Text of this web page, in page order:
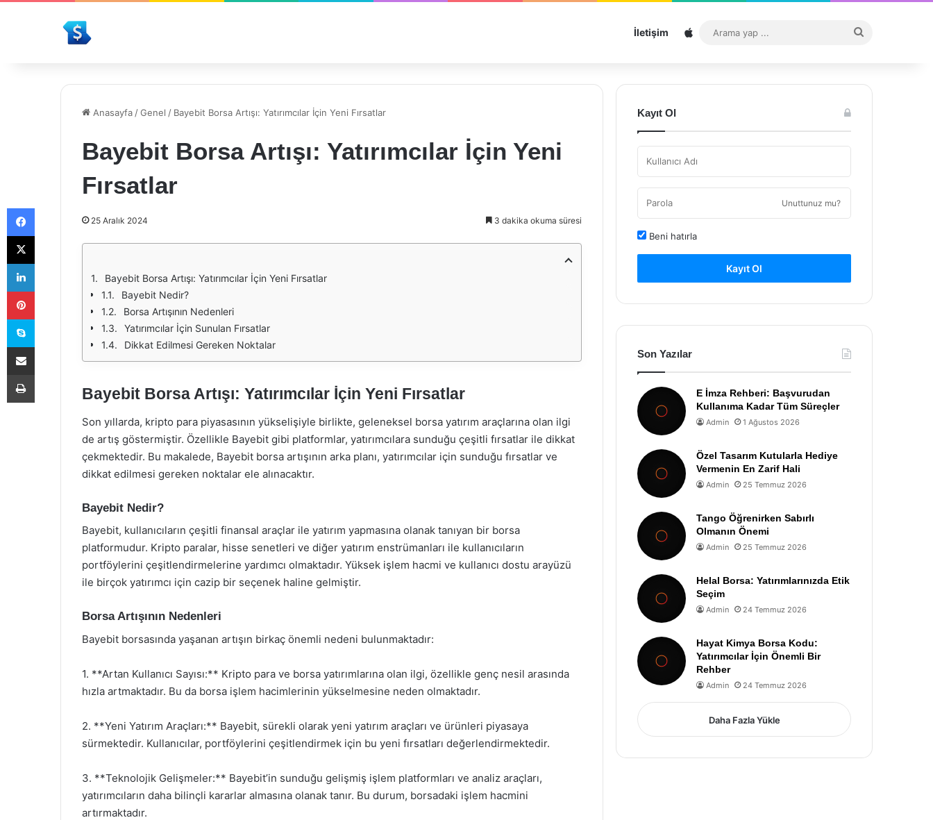
İletişim Sitemap
...
Anasayfa /Genel / Bayebit Borsa Artışı: Yatırımcılar İçin Yeni Fırsatlar
Bayebit Borsa Artışı: Yatırımcılar İçin Yeni
Fırsatlar
25 Aralık 2024 3 dakika okuma süresi
Bayebit Borsa Artışı: Yatırımcılar İçin Yeni Fırsatlar
Bayebit Nedir?
Borsa Artışının Nedenleri
Yatırımcılar İçin Sunulan Fırsatlar
Dikkat Edilmesi Gereken Noktalar
Bayebit Borsa Artışı: Yatırımcılar İçin Yeni Fırsatlar
Son yıllarda, kripto para piyasasının yükselişiyle birlikte, geleneksel borsa yatırım araçlarına olan ilgi
de artış göstermiştir. Özellikle Bayebit gibi platformlar, yatırımcılara sunduğu çeşitli fırsatlar ile dikkat
çekmektedir. Bu makalede, Bayebit borsa artışının arka planı, yatırımcılar için sunduğu fırsatlar ve
dikkat edilmesi gereken noktalar ele alınacaktır.
Bayebit Nedir?
Bayebit, kullanıcıların çeşitli finansal araçlar ile yatırım yapmasına olanak tanıyan bir borsa
platformudur. Kripto paralar, hisse senetleri ve diğer yatırım enstrümanları ile kullanıcıların
portföylerini çeşitlendirmelerine yardımcı olmaktadır. Yüksek işlem hacmi ve kullanıcı dostu arayüzü
ile birçok yatırımcı için cazip bir seçenek haline gelmiştir.
Borsa Artışının Nedenleri
Bayebit borsasında yaşanan artışın birkaç önemli nedeni bulunmaktadır:
1. **Artan Kullanıcı Sayısı:** Kripto para ve borsa yatırımlarına olan ilgi, özellikle genç nesil arasında
hızla artmaktadır. Bu da borsa işlem hacimlerinin yükselmesine neden olmaktadır.
2. **Yeni Yatırım Araçları:** Bayebit, sürekli olarak yeni yatırım araçları ve ürünleri piyasaya
sürmektedir. Kullanıcılar, portföylerini çeşitlendirmek için bu yeni fırsatları değerlendirmektedir.
3. **Teknolojik Gelişmeler:** Bayebit’in sunduğu gelişmiş işlem platformları ve analiz araçları,
yatırımcıların daha bilinçli kararlar almasına olanak tanır. Bu durum, borsadaki işlem hacmini
artırmaktadır.
Kayıt Ol
Unuttunuz mu?
Beni hatırla
Kayıt Ol
Son Yazılar
E İmza Rehberi: Başvurudan
Kullanıma Kadar Tüm Süreçler
Admin 1 Ağustos 2026
Özel Tasarım Kutularla Hediye
Vermenin En Zarif Hali
Admin 25 Temmuz 2026
Tango Öğrenirken Sabırlı
Olmanın Önemi
Admin 25 Temmuz 2026
Helal Borsa: Yatırımlarınızda Etik
Seçim
Admin 24 Temmuz 2026
Hayat Kimya Borsa Kodu:
Yatırımcılar İçin Önemli Bir
Rehber
Admin 24 Temmuz 2026
Daha Fazla Yükle
Facebook
X
LinkedIn
Pinterest
Skype
E-Posta ile paylaş